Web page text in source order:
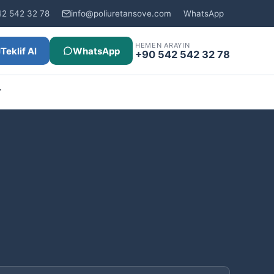
542 32 78 info@poliuretansove.com WhatsApp
Teklif Al WhatsApp HEMEN ARAYIN
+90 542 542 32 78